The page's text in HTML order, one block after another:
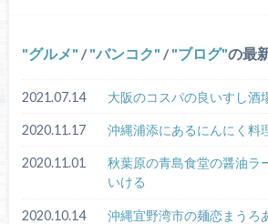
グルメ / バンコク / ブログ の最
2021.07.14 大阪のコスパの良いすし酒
2020.11.17 沖縄浦添にあるにんにく料
2020.11.01
秋葉原の青島食堂の醤油ラ
いける
2020.10.14 沖縄宜野湾市の麺恋まうろ